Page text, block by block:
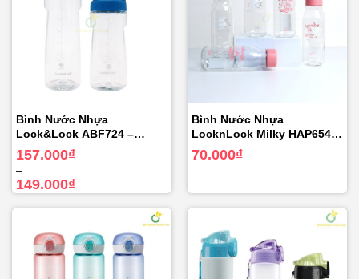
Bình Nước Nhựa
Lock&Lock ABF724 –
Active Sports Bottle
550ml/730ml
149.000₫
–
157.000₫
Khoảng
giá:
từ
149.000₫
đến
157.000₫
Bình Nước Nhựa
LocknLock Milky HAP654
(500ml)
70.000₫